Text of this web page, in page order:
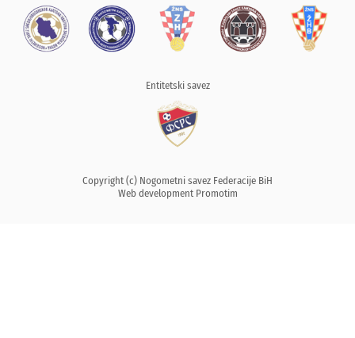
Entitetski savez
Copyright (c) Nogometni savez Federacije BiH
Web development Promotim